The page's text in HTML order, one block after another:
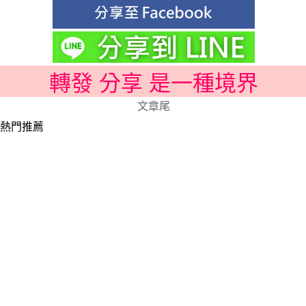
轉發 分享 是一種境界
文章尾
熱門推薦